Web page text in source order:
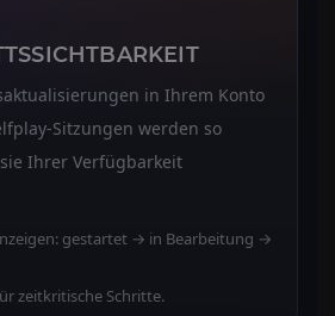
in Ihrem Konto
Sitzungen werden so
Ihrer Verfügbarkeit
gestartet → in Bearbeitung →
zeitkritische Schritte.